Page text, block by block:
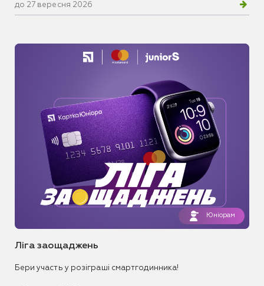
до 27 вересня 2026
Юніорам
Ліга заощаджень
Бери участь у розіграші смартгодинника!